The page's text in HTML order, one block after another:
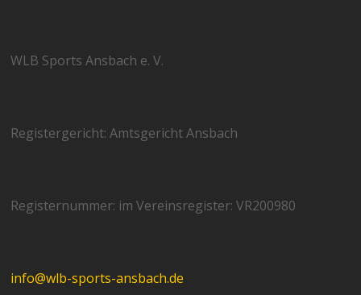
WLB Sports Ansbach e. V.
Registergericht: Amtsgericht Ansbach
Registernummer: im Vereinsregister: VR200980
info@wlb-sports-ansbach.de